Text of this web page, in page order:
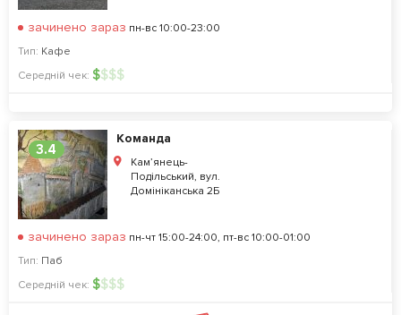
зачинено зараз пн-вс 10:00-23:00
Тип: Кафе
Середній чек: $$$$
3.4
Команда
Кам’янець-
Подільський, вул.
Домініканська 2Б
зачинено зараз пн-чт 15:00-24:00, пт-вс 10:00-01:00
Тип: Паб
Середній чек: $$$$